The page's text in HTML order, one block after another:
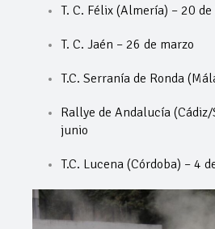
T. C. Félix (Almería) – 20
T. C. Jaén – 26 de marzo
T.C. Serranía de Ronda
Rallye de Andalucía
junio
T.C. Lucena (Córdoba) – 4